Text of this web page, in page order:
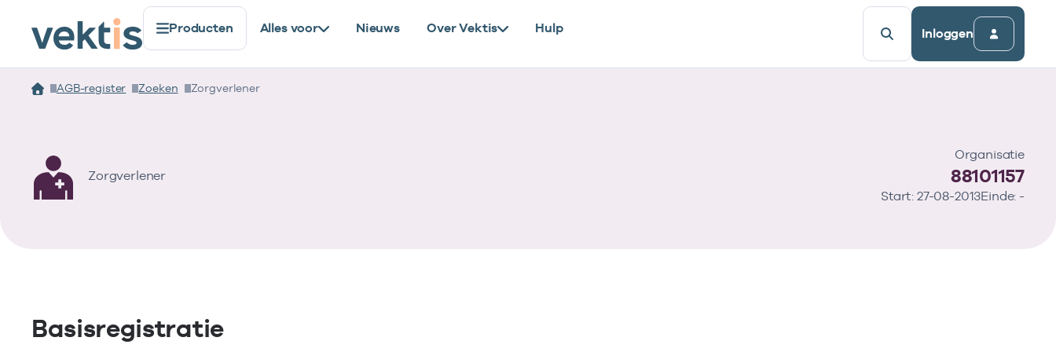
Producten Alles voor Nieuws Over Vektis Hulp Inloggen
AGB-register Zoeken Zorgverlener
Zorgverlener
Organisatie
88101157
Start: 27-08-2013Einde: -
Basisregistratie